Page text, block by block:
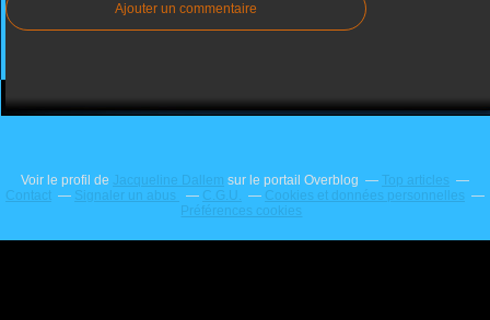
Ajouter un commentaire
Voir le profil de Jacqueline Dallem sur le portail Overblog
Top articles
Contact
Signaler un abus C.G.U.
Cookies et données personnelles
Préférences cookies